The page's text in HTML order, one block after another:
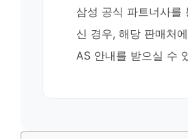
삼성 공식 파트너사를
신 경우, 해당 판매처
AS 안내를 받으실 수